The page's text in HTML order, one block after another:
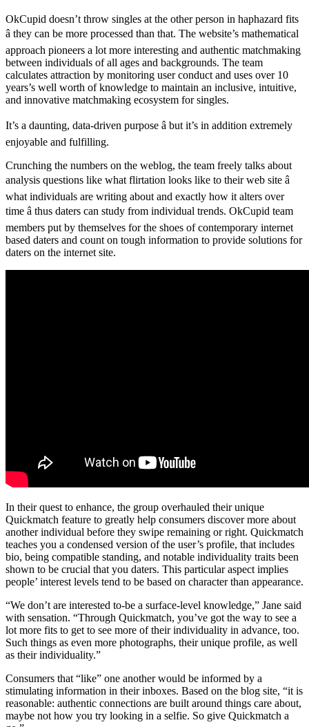
OkCupid doesn’t throw singles at the other person in haphazard fits
â they can be more processed than that. The website’s mathematical
approach pioneers a lot more interesting and authentic matchmaking
between individuals of all ages and backgrounds. The team
calculates attraction by monitoring user conduct and uses over 10
years’s well worth of knowledge to maintain an inclusive, intuitive,
and innovative matchmaking ecosystem for singles.
It’s a daunting, data-driven purpose â but it’s in addition extremely
enjoyable and fulfilling.
Crunching the numbers on the weblog, the team freely talks about
analysis questions like what flirtation looks like to their web site â
what individuals are writing about and exactly how it alters over
time â thus daters can study from individual trends. OkCupid team
members put by themselves for the shoes of contemporary internet
based daters and count on tough information to provide solutions for
daters on the internet site.
In their quest to enhance, the group overhauled their unique
Quickmatch feature to greatly help consumers discover more about
another individual before they swipe remaining or right. Quickmatch
teaches you a condensed version of the user’s profile, that includes
bio, being compatible standing, and notable individuality traits been
shown to be crucial that you daters. This particular aspect implies
people’ interest levels tend to be based on character than appearance.
“We don’t are interested to-be a surface-level knowledge,” Jane said
with sensation. “Through Quickmatch, you’ve got the way to see a
lot more fits to get to see more of their individuality in advance, too.
Such things as even more photographs, their unique profile, as well
as their individuality.”
Consumers that “like” one another would be informed by a
stimulating information in their inboxes. Based on the blog site, “it is
reasonable: authentic connections are built around things care about,
maybe not how you try looking in a selfie. So give Quickmatch a